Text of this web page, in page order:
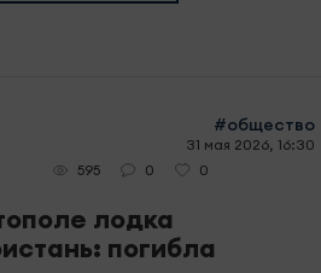
#общество
31 мая 2026, 16:30
595
0 0
лодка
погибла